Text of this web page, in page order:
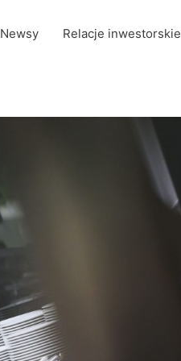
Newsy Relacje inwestorskie